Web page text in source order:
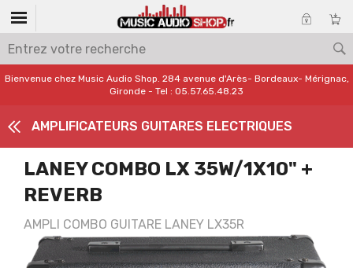
Bienvenue chez Music Audio Shop. 284 avenue d'Arès- Bordeaux- Mérignac,
Gironde - Tel : 05.57.65.48.23
AMPLIFICATEURS GUITARES ELECTRIQUES
LANEY COMBO LX 35W/1X10" +
REVERB
AMPLI COMBO GUITARE LANEY LX35R